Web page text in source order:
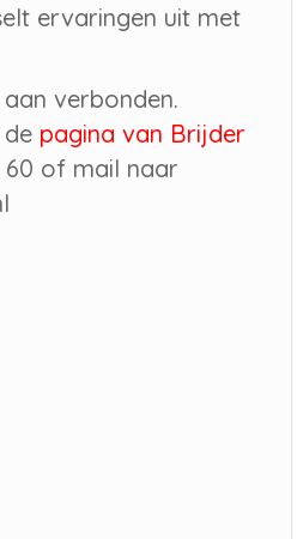
ervaringen uit met
verbonden.
pagina van Brijder
of mail naar